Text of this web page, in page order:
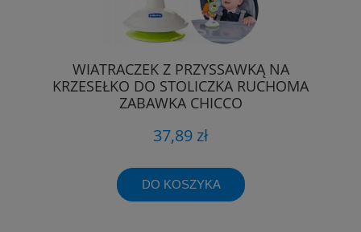
WIATRACZEK Z PRZYSSAWKĄ NA
KRZESEŁKO DO STOLICZKA RUCHOMA
ZABAWKA CHICCO
37,89 zł
DO KOSZYKA